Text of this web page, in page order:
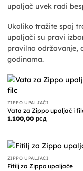
upaljač uvek radi
Ukoliko tražite spoj
upaljači su pravi
pravilno održavanje,
godinama.
ZIPPO UPALJAČI
Vata za Zippo upaljač i
1.100,00 рсд
ZIPPO UPALJAČI
Fitilj za Zippo upaljače